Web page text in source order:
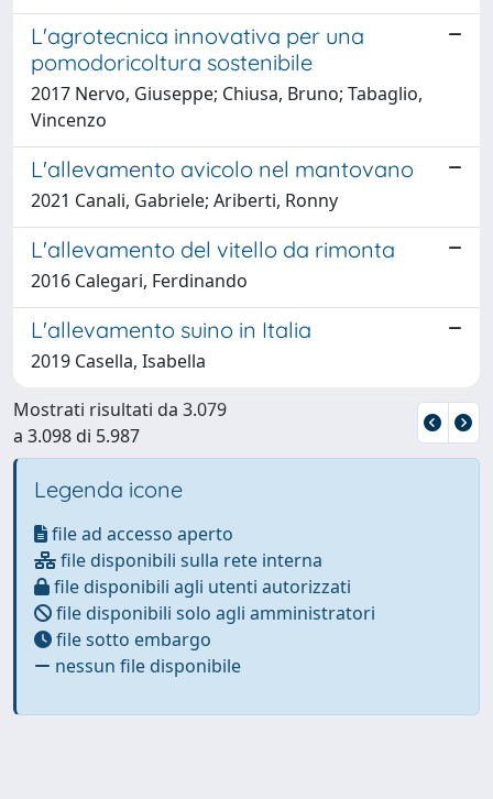
L'agrotecnica innovativa per una
pomodoricoltura sostenibile
2017 Nervo, Giuseppe; Chiusa, Bruno; Tabaglio,
Vincenzo
L'allevamento avicolo nel mantovano
2021 Canali, Gabriele; Ariberti, Ronny
L'allevamento del vitello da rimonta
2016 Calegari, Ferdinando
L'allevamento suino in Italia
2019 Casella, Isabella
Mostrati risultati da 3.079
a 3.098 di 5.987
Legenda icone
file ad accesso aperto
file disponibili sulla rete interna
file disponibili agli utenti autorizzati
file disponibili solo agli amministratori
file sotto embargo
nessun file disponibile